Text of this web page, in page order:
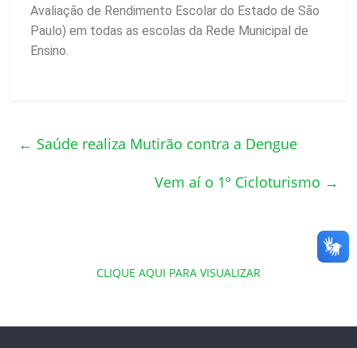
Avaliação de Rendimento Escolar do Estado de São
Paulo) em todas as escolas da Rede Municipal de
Ensino.
← Saúde realiza Mutirão contra a Dengue
Vem aí o 1º Cicloturismo →
CLIQUE AQUI PARA VISUALIZAR